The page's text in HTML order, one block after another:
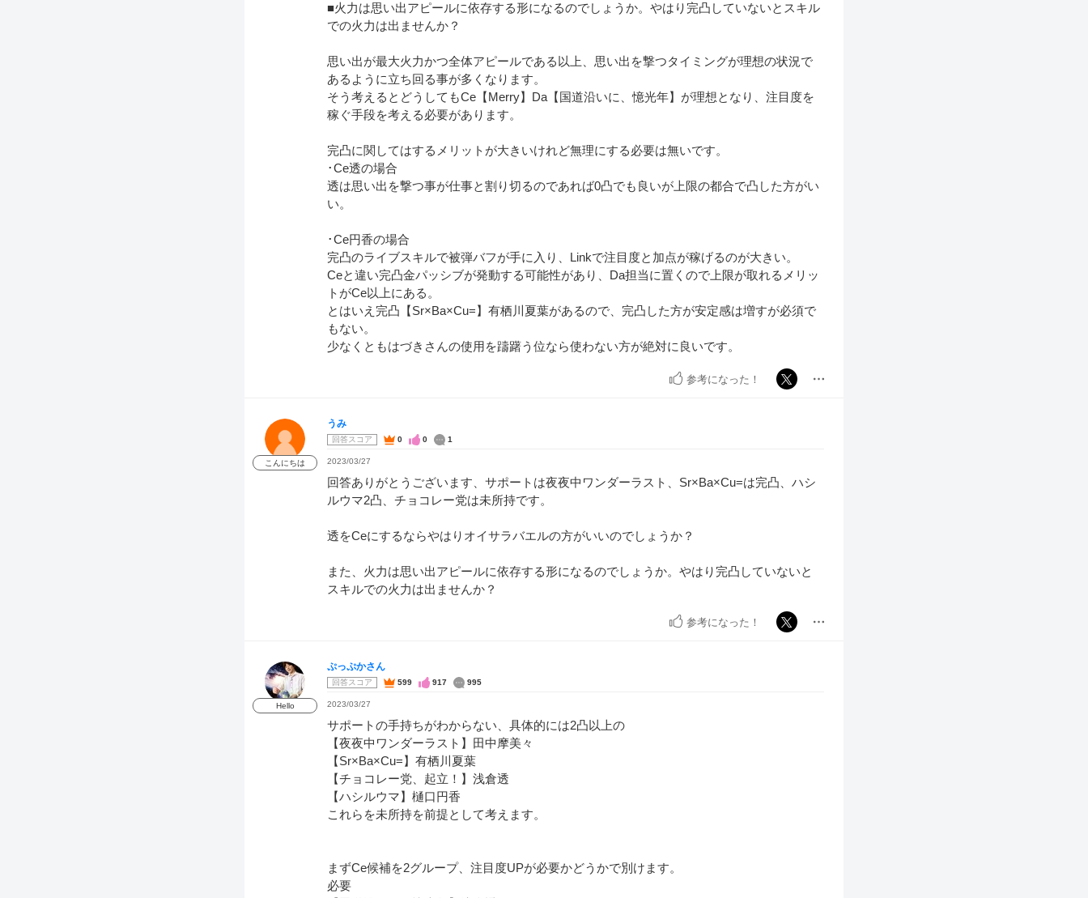
■火力は思い出アピールに依存する形になるのでしょうか。やはり完凸していないとスキル
での火力は出ませんか？
思い出が最大火力かつ全体アピールである以上、思い出を撃つタイミングが理想の状況で
あるように立ち回る事が多くなります。
そう考えるとどうしてもCe【Merry】Da【国道沿いに、憶光年】が理想となり、注目度を
稼ぐ手段を考える必要があります。
完凸に関してはするメリットが大きいけれど無理にする必要は無いです。
･Ce透の場合
透は思い出を撃つ事が仕事と割り切るのであれば0凸でも良いが上限の都合で凸した方がい
い。
･Ce円香の場合
完凸のライブスキルで被弾バフが手に入り、Linkで注目度と加点が稼げるのが大きい。
Ceと違い完凸金パッシブが発動する可能性があり、Da担当に置くので上限が取れるメリッ
トがCe以上にある。
とはいえ完凸【Sr×Ba×Cu=】有栖川夏葉があるので、完凸した方が安定感は増すが必須で
もない。
少なくともはづきさんの使用を躊躇う位なら使わない方が絶対に良いです。
参考になった！
こんにちは
うみ
回答スコア 0 0 1
2023/03/27
回答ありがとうございます、サポートは夜夜中ワンダーラスト、Sr×Ba×Cu=は完凸、ハシ
ルウマ2凸、チョコレー党は未所持です。
透をCeにするならやはりオイサラバエルの方がいいのでしょうか？
また、火力は思い出アピールに依存する形になるのでしょうか。やはり完凸していないと
スキルでの火力は出ませんか？
参考になった！
Hello
ぷっぷかさん
回答スコア 599 917 995
2023/03/27
サポートの手持ちがわからない、具体的には2凸以上の
【夜夜中ワンダーラスト】田中摩美々
【Sr×Ba×Cu=】有栖川夏葉
【チョコレー党、起立！】浅倉透
【ハシルウマ】樋口円香
これらを未所持を前提として考えます。
まずCe候補を2グループ、注目度UPが必要かどうかで別けます。
必要